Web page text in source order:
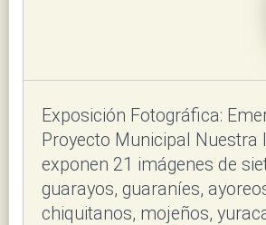
Exposición Fotográfica:
Proyecto Municipal Nuestra
exponen 21 imágenes de
guarayos, guaraníes,
chiquitanos, mojeños,